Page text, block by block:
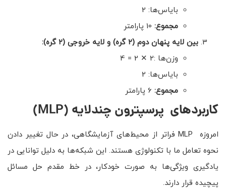
بایاس‌ها: 2
مجموع: 10 پارامتر
بین لایه پنهان دوم (۲ گره) و لایه خروجی (۲ گره)
:
وزن‌ها :2 ✕ 2 = 4
بایاس‌ها: 2
مجموع: 6 پارامتر
کاربردهای پرسپترون چندلایه (MLP)
امروزه MLP فراتر از محیط‌های آزمایشگاهی، در حال تغییر دادن
نحوه تعامل ما با تکنولوژی هستند. این شبکه‌ها به دلیل توانایی در
یادگیری ویژگی‌ها به صورت خودکار، در خط مقدم حل مسائل
پیچیده قرار دارند.